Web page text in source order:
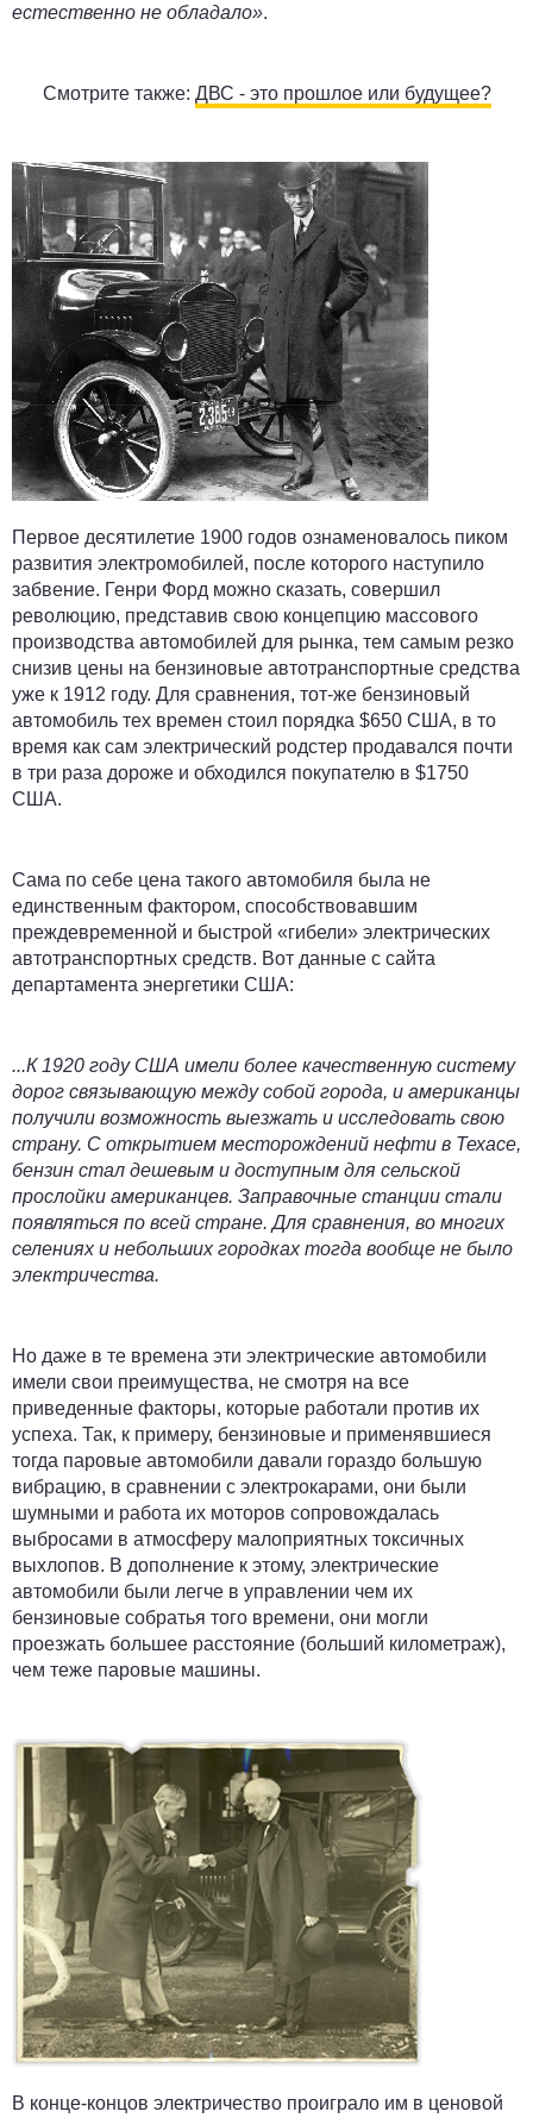
естественно не обладало».
Смотрите также: ДВС - это прошлое или будущее?
Первое десятилетие 1900 годов ознаменовалось пиком
развития электромобилей, после которого наступило
забвение. Генри Форд можно сказать, совершил
революцию, представив свою концепцию массового
производства автомобилей для рынка, тем самым резко
снизив цены на бензиновые автотранспортные средства
уже к 1912 году. Для сравнения, тот-же бензиновый
автомобиль тех времен стоил порядка $650 США, в то
время как сам электрический родстер продавался почти
в три раза дороже и обходился покупателю в $1750
США.
Сама по себе цена такого автомобиля была не
единственным фактором, способствовавшим
преждевременной и быстрой «гибели» электрических
автотранспортных средств. Вот данные с сайта
департамента энергетики США:
...К 1920 году США имели более качественную систему
дорог связывающую между собой города, и американцы
получили возможность выезжать и исследовать свою
страну. С открытием месторождений нефти в Техасе,
бензин стал дешевым и доступным для сельской
прослойки американцев. Заправочные станции стали
появляться по всей стране. Для сравнения, во многих
селениях и небольших городках тогда вообще не было
электричества.
Но даже в те времена эти электрические автомобили
имели свои преимущества, не смотря на все
приведенные факторы, которые работали против их
успеха. Так, к примеру, бензиновые и применявшиеся
тогда паровые автомобили давали гораздо большую
вибрацию, в сравнении с электрокарами, они были
шумными и работа их моторов сопровождалась
выбросами в атмосферу малоприятных токсичных
выхлопов. В дополнение к этому, электрические
автомобили были легче в управлении чем их
бензиновые собратья того времени, они могли
проезжать большее расстояние (больший километраж),
чем теже паровые машины.
В конце-концов электричество проиграло им в ценовой